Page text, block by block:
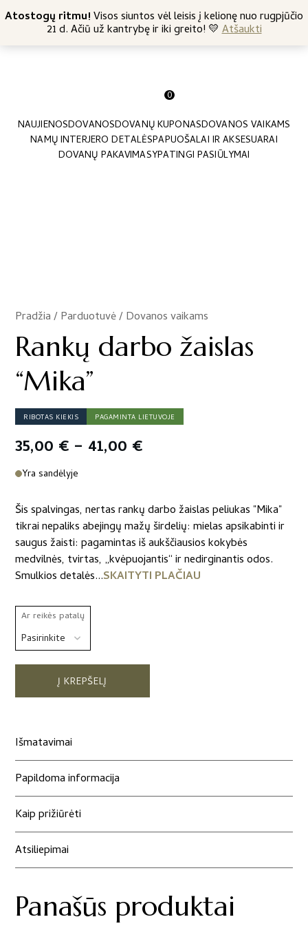
Atostogų ritmu!Visos siuntos vėl leisis į kelionę nuo rugpjūčio
21 d. Ačiū už kantrybę ir iki greito! 💛Atšaukti
Nemokamas siuntimas nuo 45 Eur +370 682 57369
0
NAUJIENOSDOVANOSDOVANŲ KUPONASDOVANOS VAIKAMS
NAMŲ INTERJERO DETALĖSPAPUOŠALAI IR AKSESUARAI
DOVANŲ PAKAVIMASYPATINGI PASIŪLYMAI
Pradžia/Parduotuvė/Dovanos vaikams
/
Rankų darbo žaislas
“Mika”
RIBOTAS KIEKIS PAGAMINTA LIETUVOJE
35,00 € – 41,00 €
35,00 €
through
41,00 €
Yra sandėlyje
Šis spalvingas, nertas rankų darbo žaislas peliukas "Mika"
tikrai nepaliks abejingų mažų širdelių: mielas apsikabinti ir
saugus žaisti: pagamintas iš aukščiausios kokybės
medvilnės, tvirtas, „kvėpuojantis“ ir nedirginantis odos.
Smulkios detalės...SKAITYTI PLAČIAU
Ar reikės patalų
Į KREPŠELĮ
Išmatavimai
Papildoma informacija
Kaip prižiūrėti
Atsiliepimai
Panašūs produktai